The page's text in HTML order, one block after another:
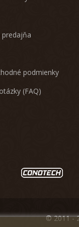
predajňa
podmienky
(FAQ)
© 2011 -